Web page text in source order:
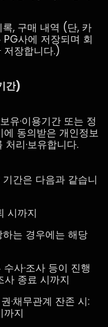
, 구매 내역 (단, 카
사에 저장되며 회
저장합니다.)
간)
유·이용기간 또는 정
동의받은 개인정보
리·보유합니다.
간은 다음과 같습니
시까지
는 경우에는 해당
사·조사 등이 진행
사 종료 시까지
·채무관계 잔존 시:
까지